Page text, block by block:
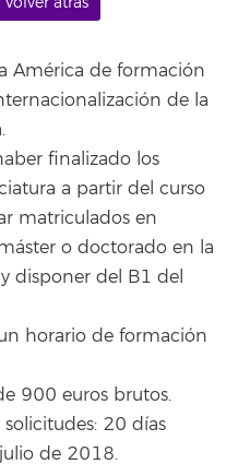
América de formación
de la
finalizado los
a partir del curso
matriculados en
o doctorado en la
disponer del B1 del
horario de formación
900 euros brutos.
20 días
de 2018.